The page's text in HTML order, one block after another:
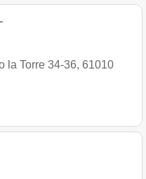
la Torre 34-36, 61010